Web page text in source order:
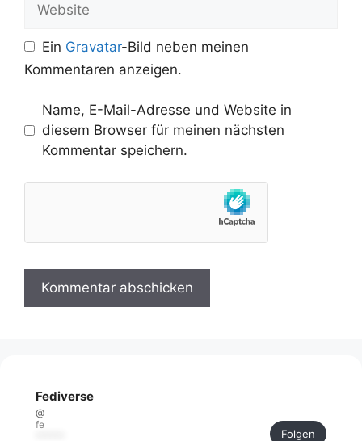
Ein Gravatar-Bild neben meinen
Kommentaren anzeigen.
Name, E-Mail-Adresse und Website in
diesem Browser für meinen nächsten
Kommentar speichern.
Fediverse
@
fe
Folgen